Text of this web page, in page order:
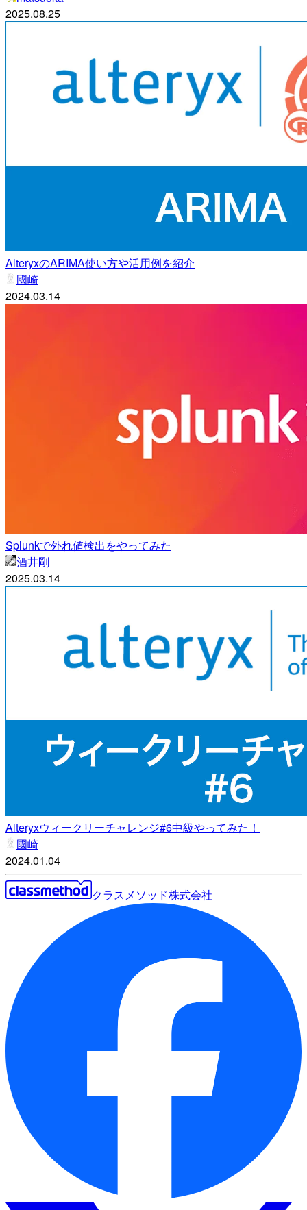
2025.08.25
AlteryxのARIMA使い方や活用例を紹介
國崎
2024.03.14
Splunkで外れ値検出をやってみた
酒井剛
2025.03.14
Alteryxウィークリーチャレンジ#6中級やってみた！
國崎
2024.01.04
クラスメソッド株式会社